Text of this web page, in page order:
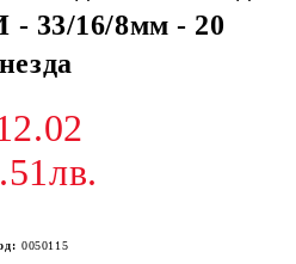
33/16/8мм - 20
0050115